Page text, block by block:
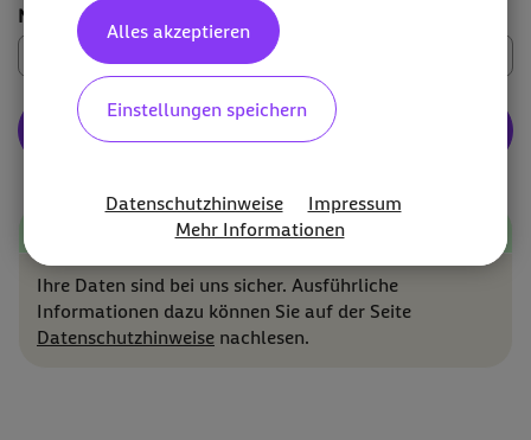
Alles akzeptieren
Einstellungen speichern
Datenschutzhinweise
Impressum
Mehr Informationen
Nachname
Absenden
Ihre Daten sind bei uns sicher. Ausführliche
Informationen dazu können Sie auf der Seite
Datenschutzhinweise nachlesen.